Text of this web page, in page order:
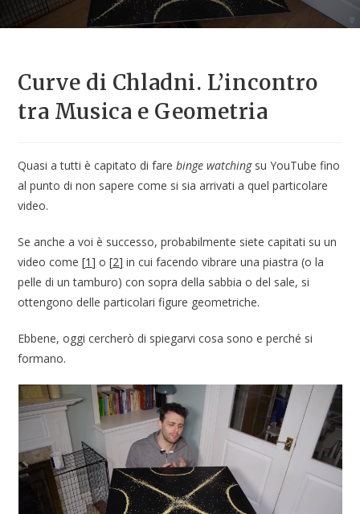
Curve di Chladni. L’incontro
tra Musica e Geometria
Quasi a tutti è capitato di farebinge watchingsu YouTube fino
al punto di non sapere come si sia arrivati a quel particolare
video.
Se anche a voi è successo, probabilmente siete capitati su un
video come[1] o[2] in cui facendo vibrare una piastra (o la
pelle di un tamburo) con sopra della sabbia o del sale, si
ottengono delle particolari figure geometriche.
Ebbene, oggi cercherò di spiegarvi cosa sono e perché si
formano.